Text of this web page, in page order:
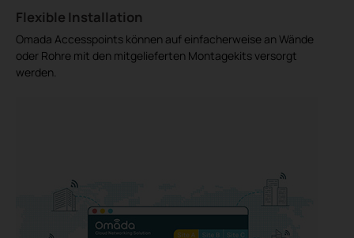
Flexible Installation
Omada Accesspoints können auf einfacherweise an Wände
oder Rohre mit den mitgelieferten Montagekits versorgt
werden.